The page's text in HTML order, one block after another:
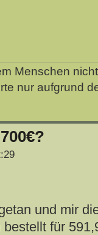
Menschen
nur aufgrund
und mir
für